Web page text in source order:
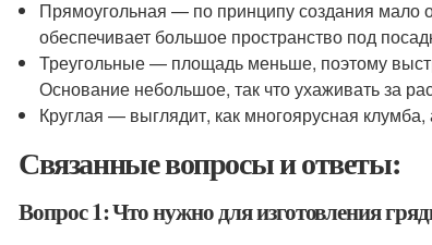
Прямоугольная — по принципу создания мало
обеспечивает большое пространство под
Треугольные — площадь меньше, поэтому
Основание небольшое, так что ухаживать за
Круглая — выглядит, как многоярусная
Связанные вопросы и ответы:
Вопрос 1: Что нужно для изготовления